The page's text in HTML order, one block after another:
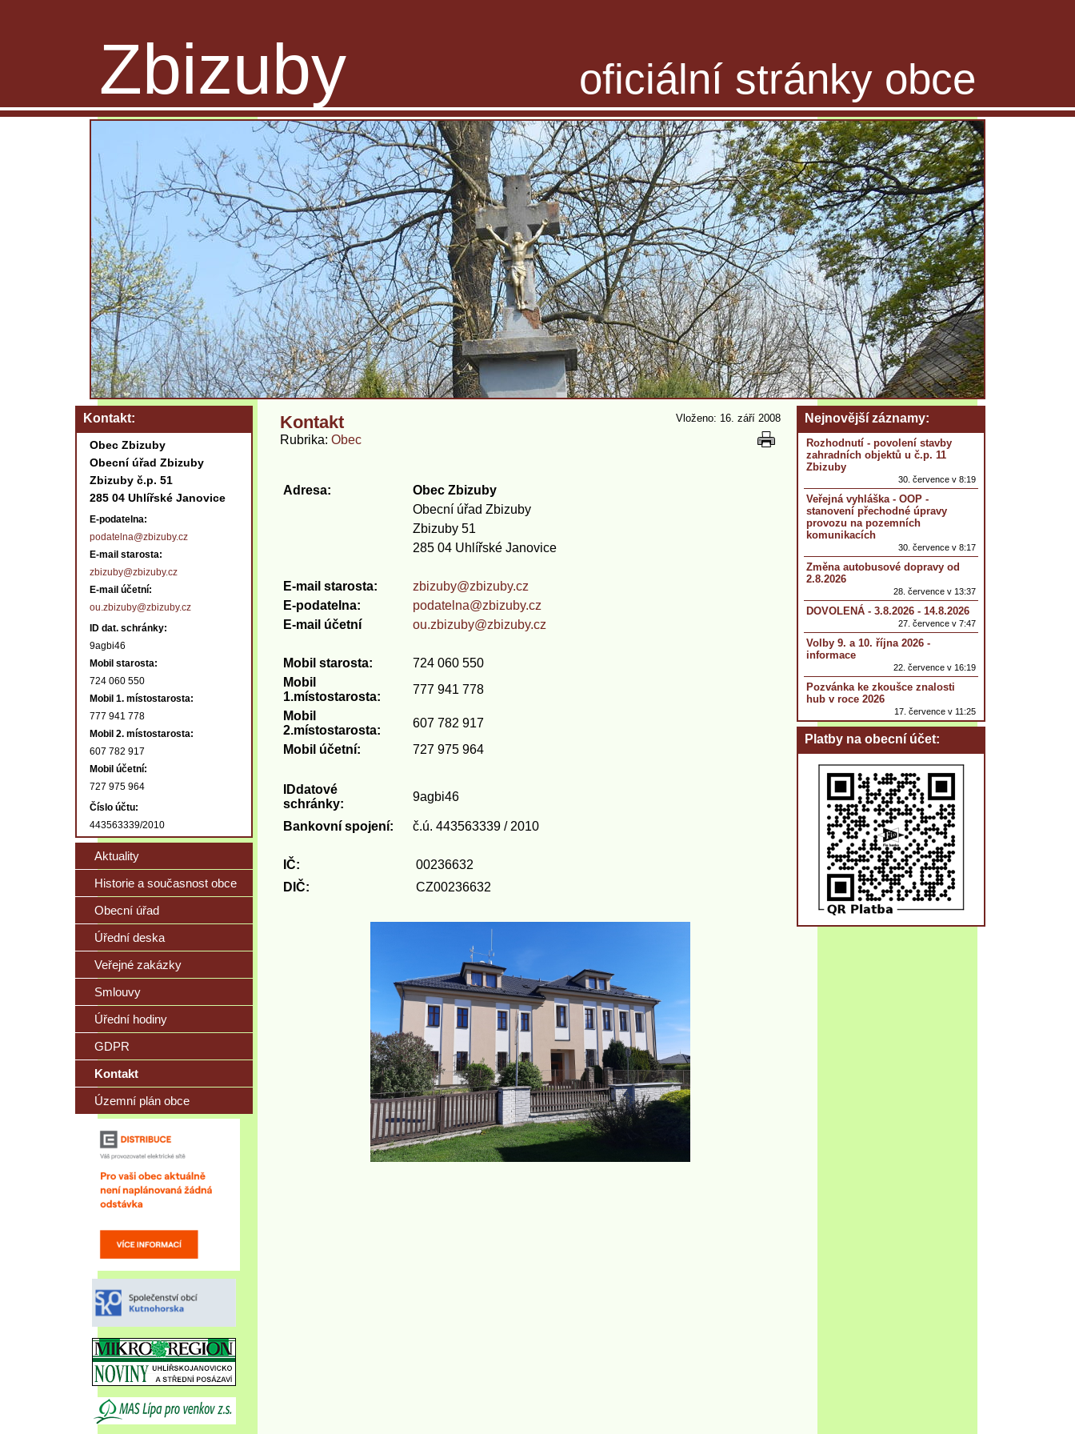
Zbizuby oficiální stránky obce
Kontakt
Rubrika Obec
Vloženo: 16. září 2008
Adresa:
Obec Zbizuby
Obecní úřad Zbizuby
Zbizuby 51
285 04 Uhlířské Janovice
E-mail starosta:
zbizuby@zbizuby.cz
E-podatelna:
podatelna@zbizuby.cz
E-mail účetní
ou.zbizuby@zbizuby.cz
Mobil starosta:
724 060 550
Mobil
1.místostarosta:
777 941 778
Mobil
2.místostarosta:
607 782 917
Mobil účetní:
727 975 964
IDdatové
schránky:
9agbi46
Bankovní spojení: č.ú. 443563339 / 2010
IČ:
00236632
DIČ:
CZ00236632
Kontakt
Obec Zbizuby
Obecní úřad Zbizuby
Zbizuby č.p. 51
285 04 Uhlířské Janovice
E-podatelna:
podatelna@zbizuby.cz
E-mail starosta:
zbizuby@zbizuby.cz
E-mail účetní:
ou.zbizuby@zbizuby.cz
ID dat. schránky:
9agbi46
Mobil starosta:
724 060 550
Mobil 1. místostarosta:
777 941 778
Mobil 2. místostarosta:
607 782 917
Mobil účetní:
727 975 964
Číslo účtu:
443563339/2010
Aktuality
Historie a současnost obce
Obecní úřad
Úřední deska
Veřejné zakázky
Smlouvy
Úřední hodiny
GDPR
Kontakt
Územní plán obce
Nejnovější záznamy
Rozhodnutí - povolení stavby
zahradních objektů u č.p. 11
Zbizuby
30. července v 8:19
Veřejná vyhláška - OOP -
stanovení přechodné úpravy
provozu na pozemních
komunikacích
30. července v 8:17
Změna autobusové dopravy od
2.8.2026
28. července v 13:37
DOVOLENÁ - 3.8.2026 - 14.8.2026
27. července v 7:47
Volby 9. a 10. října 2026 -
informace
22. července v 16:19
Pozvánka ke zkoušce znalosti
hub v roce 2026
17. července v 11:25
Platby na obecní účet